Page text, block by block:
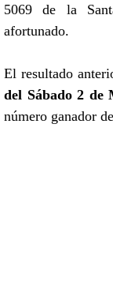
5069 de la
afortunado.
El resultado
del Sábado 2 de
número ganador